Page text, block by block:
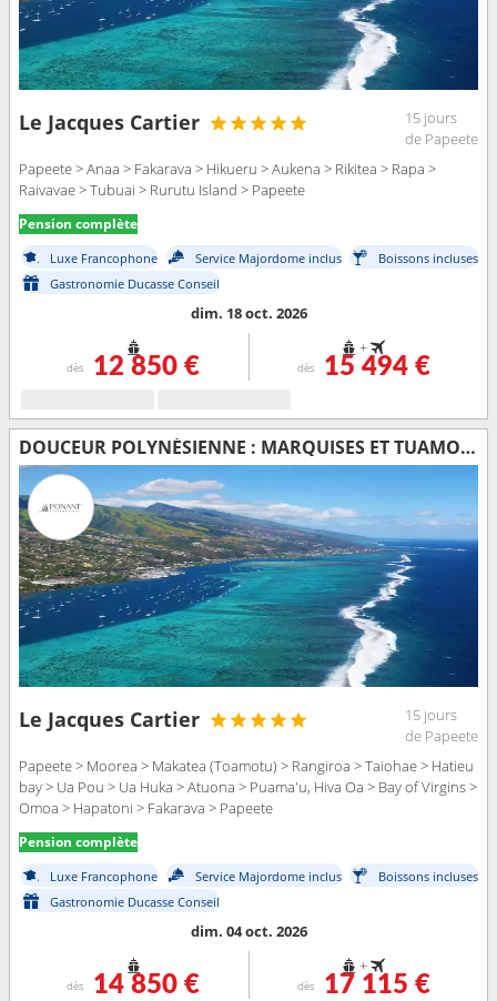
Le Jacques Cartier
15 jours
de Papeete
Papeete > Anaa > Fakarava > Hikueru > Aukena > Rikitea > Rapa >
Raivavae > Tubuai > Rurutu Island > Papeete
Pension complète
Luxe Francophone Service Majordome inclus
Boissons incluses
Gastronomie Ducasse Conseil
dim. 18 oct. 2026
dès 12 850 €
+
dès 15 494 €
DOUCEUR POLYNÉSIENNE : MARQUISES ET TUAMOTU
Le Jacques Cartier
15 jours
de Papeete
Papeete > Moorea > Makatea (Toamotu) > Rangiroa > Taiohae > Hatieu
bay > Ua Pou > Ua Huka > Atuona > Puama'u, Hiva Oa > Bay of Virgins >
Omoa > Hapatoni > Fakarava > Papeete
Pension complète
Luxe Francophone Service Majordome inclus
Boissons incluses
Gastronomie Ducasse Conseil
dim. 04 oct. 2026
dès 14 850 €
+
dès 17 115 €